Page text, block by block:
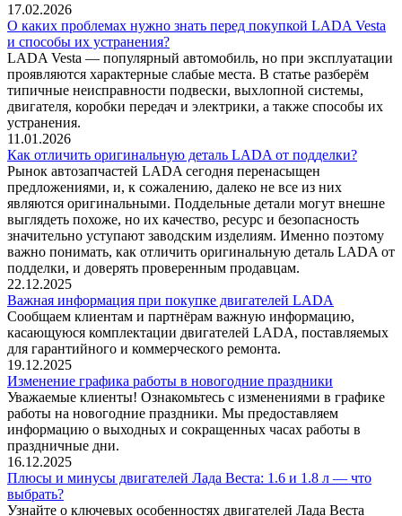
17.02.2026
О каких проблемах нужно знать перед покупкой LADA Vesta
и способы их устранения?
LADA Vesta — популярный автомобиль, но при эксплуатации
проявляются характерные слабые места. В статье разберём
типичные неисправности подвески, выхлопной системы,
двигателя, коробки передач и электрики, а также способы их
устранения.
11.01.2026
Как отличить оригинальную деталь LADA от подделки?
Рынок автозапчастей LADA сегодня перенасыщен
предложениями, и, к сожалению, далеко не все из них
являются оригинальными. Поддельные детали могут внешне
выглядеть похоже, но их качество, ресурс и безопасность
значительно уступают заводским изделиям. Именно поэтому
важно понимать, как отличить оригинальную деталь LADA от
подделки, и доверять проверенным продавцам.
22.12.2025
Важная информация при покупке двигателей LADA
Сообщаем клиентам и партнёрам важную информацию,
касающуюся комплектации двигателей LADA, поставляемых
для гарантийного и коммерческого ремонта.
19.12.2025
Изменение графика работы в новогодние праздники
Уважаемые клиенты! Ознакомьтесь с изменениями в графике
работы на новогодние праздники. Мы предоставляем
информацию о выходных и сокращенных часах работы в
праздничные дни.
16.12.2025
Плюсы и минусы двигателей Лада Веста: 1.6 и 1.8 л — что
выбрать?
Узнайте о ключевых особенностях двигателей Лада Веста